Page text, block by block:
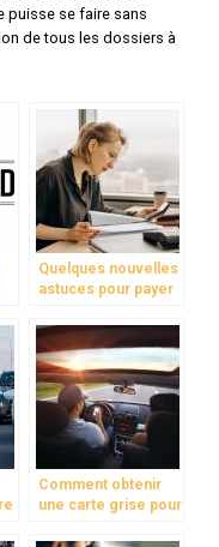
puisse se faire sans
de tous les dossiers à
Quelques nouvelles
astuces pour payer
moins chere
Comment obtenir
une carte grise pour